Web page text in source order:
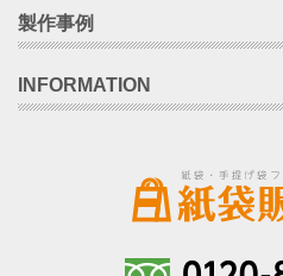
製作事例
INFORMATION